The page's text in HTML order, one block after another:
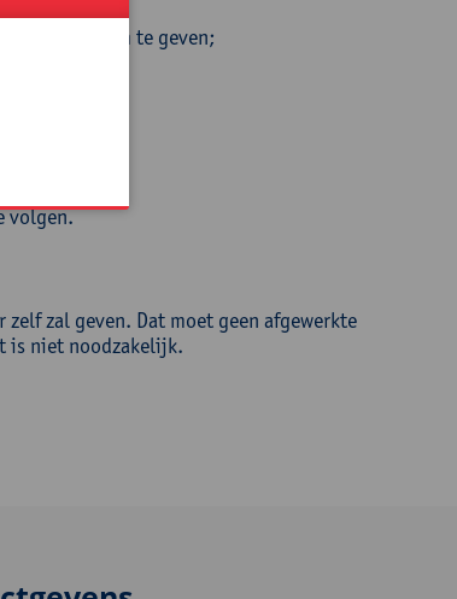
vorm te geven;
volgen.
zal geven. Dat moet geen afgewerkte
is niet noodzakelijk.